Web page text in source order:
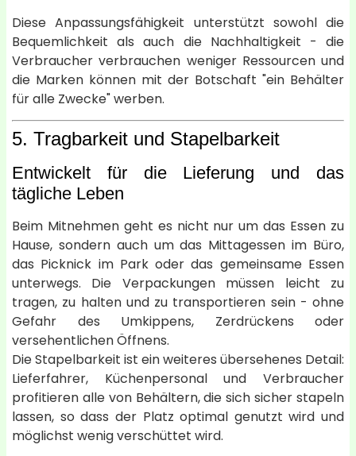
Diese Anpassungsfähigkeit unterstützt sowohl die
Bequemlichkeit als auch die Nachhaltigkeit - die
Verbraucher verbrauchen weniger Ressourcen und
die Marken können mit der Botschaft "ein Behälter
für alle Zwecke" werben.
5. Tragbarkeit und Stapelbarkeit
Entwickelt für die Lieferung und das
tägliche Leben
Beim Mitnehmen geht es nicht nur um das Essen zu
Hause, sondern auch um das Mittagessen im Büro,
das Picknick im Park oder das gemeinsame Essen
unterwegs. Die Verpackungen müssen leicht zu
tragen, zu halten und zu transportieren sein - ohne
Gefahr des Umkippens, Zerdrückens oder
versehentlichen Öffnens.
Die Stapelbarkeit ist ein weiteres übersehenes Detail:
Lieferfahrer, Küchenpersonal und Verbraucher
profitieren alle von Behältern, die sich sicher stapeln
lassen, so dass der Platz optimal genutzt wird und
möglichst wenig verschüttet wird.